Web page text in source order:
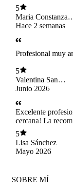
5
Maria Constanza
Cortes Cabezas
Hace 2 semanas
Profesional muy
5
Valentina San
Martín Ruiz
Junio 2026
Excelente
cercana! La
5
Lisa Sánchez
Mayo 2026
SOBRE MÍ